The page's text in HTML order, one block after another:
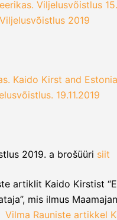
Viljelusvõistlus
2019
Kaido Kirst and
19.11.2019
2019. a brošüüri siit
artiklit Kaido Kirstist
mis ilmus
Vilma Rauniste artikkel